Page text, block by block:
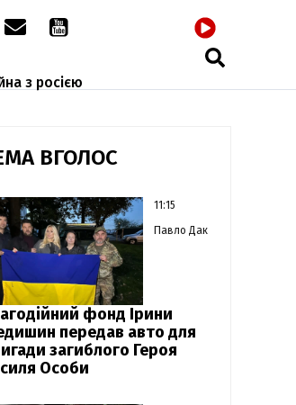
з росією
ВГОЛОС
11:15
Павло Дак
фонд Ірини
передав авто для
загиблого Героя
Особи